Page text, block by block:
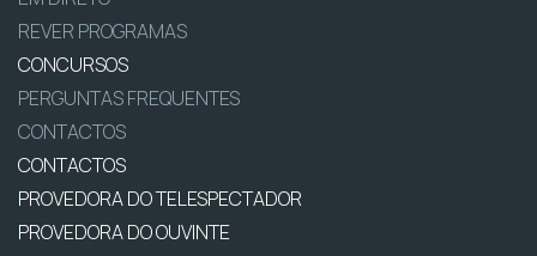
REVER PROGRAMAS
CONCURSOS
PERGUNTAS FREQUENTES
CONTACTOS
CONTACTOS
PROVEDORA DO TELESPECTADOR
PROVEDORA DO OUVINTE